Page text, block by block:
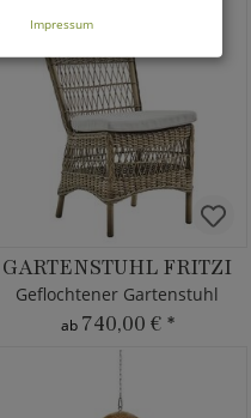
GARTENSTUHL FRITZI
Geflochtener Gartenstuhl
ab 740,00 € *
Impressum